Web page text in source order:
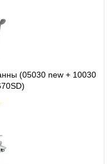
(05030 new + 10030